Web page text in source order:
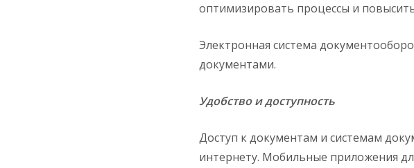
оптимизировать процессы и
Электронная система
документами.
Удобство и доступность
Доступ к документам и системам
интернету. Мобильные приложения